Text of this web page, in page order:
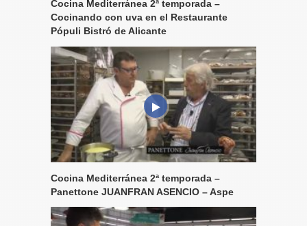
Cocina Mediterránea 2ª temporada –
Cocinando con uva en el Restaurante
Pópuli Bistró de Alicante
Cocina Mediterránea 2ª temporada –
Panettone JUANFRAN ASENCIO – Aspe